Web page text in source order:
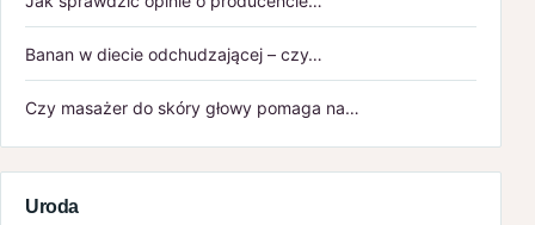
Banan w diecie odchudzającej – czy…
Czy masażer do skóry głowy pomaga na…
Uroda